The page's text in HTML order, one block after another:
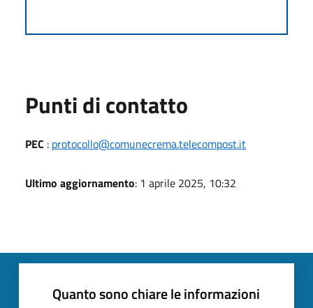
Punti di contatto
PEC : protocollo@comunecrema.telecompost.it
Ultimo aggiornamento: 1 aprile 2025, 10:32
Quanto sono chiare le informazioni